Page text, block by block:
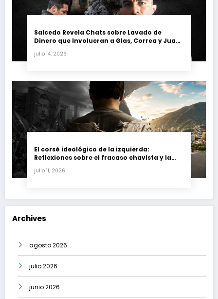
Salcedo Revela Chats sobre Lavado de
Dinero que Involucran a Glas, Correa y Juan
julio 14, 2026
El corsé ideológico de la izquierda:
Reflexiones sobre el fracaso chavista y la
julio 11, 2026
Archives
agosto 2026
julio 2026
junio 2026